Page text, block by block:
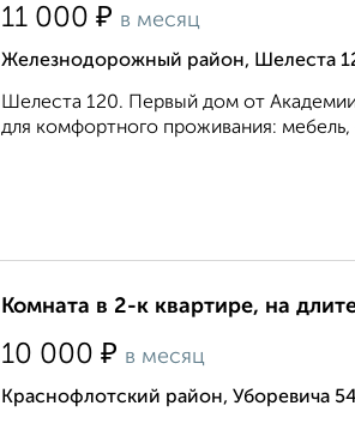
11 000 ₽ в месяц
Железнодорожный район, Шелеста
Шелеста 120. Первый дом от Академии
для комфортного проживания:
Комната в 2-к квартире, на
10 000 ₽ в месяц
Краснофлотский район, Уборевича 54